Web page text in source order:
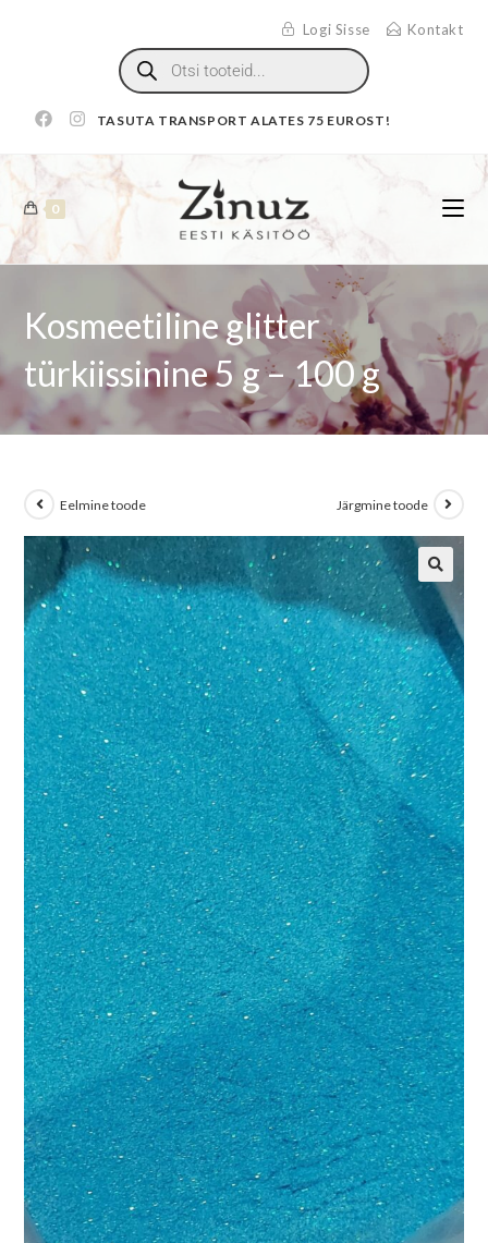
Logi Sisse Kontakt
TASUTA TRANSPORT ALATES 75 EUROST!
0
Kosmeetiline glitter
türkiissinine 5 g – 100 g
Eelmine toode Järgmine toode